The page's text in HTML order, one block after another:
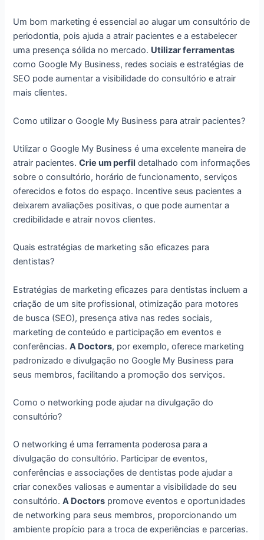
Um bom marketing é essencial ao alugar um consultório de
periodontia, pois ajuda a atrair pacientes e a estabelecer
uma presença sólida no mercado. Utilizar ferramentas
como Google My Business, redes sociais e estratégias de
SEO pode aumentar a visibilidade do consultório e atrair
mais clientes.
Como utilizar o Google My Business para atrair pacientes?
Utilizar o Google My Business é uma excelente maneira de
atrair pacientes.Crie um perfil detalhado com informações
sobre o consultório, horário de funcionamento, serviços
oferecidos e fotos do espaço. Incentive seus pacientes a
deixarem avaliações positivas, o que pode aumentar a
credibilidade e atrair novos clientes.
Quais estratégias de marketing são eficazes para
dentistas?
Estratégias de marketing eficazes para dentistas incluem a
criação de um site profissional, otimização para motores
de busca (SEO), presença ativa nas redes sociais,
marketing de conteúdo e participação em eventos e
conferências.A Doctors, por exemplo, oferece marketing
padronizado e divulgação no Google My Business para
seus membros, facilitando a promoção dos serviços.
Como o networking pode ajudar na divulgação do
consultório?
O networking é uma ferramenta poderosa para a
divulgação do consultório. Participar de eventos,
conferências e associações de dentistas pode ajudar a
criar conexões valiosas e aumentar a visibilidade do seu
consultório.A Doctors promove eventos e oportunidades
de networking para seus membros, proporcionando um
ambiente propício para a troca de experiências e parcerias.